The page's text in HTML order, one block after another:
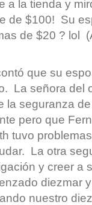
a la tienda y
de $100! Su
de $20 ? lol
que su
La señora del
la seguranza
pero que
tuvo
La otra
y creer a
diezmar
nuestro